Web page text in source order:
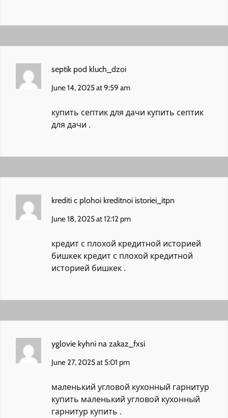
septik pod kluch_dzoi
June 14, 2025 at 9:59 am
купить септик для дачи купить септик
для дачи .
krediti c plohoi kreditnoi istoriei_itpn
June 18, 2025 at 12:12 pm
кредит с плохой кредитной историей
бишкек кредит с плохой кредитной
историей бишкек .
yglovie kyhni na zakaz_fxsi
June 27, 2025 at 5:01 pm
маленький угловой кухонный гарнитур
купить маленький угловой кухонный
гарнитур купить .